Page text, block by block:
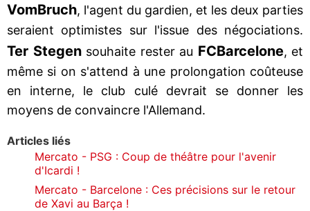
VomBruch, l'agent du gardien, et les deux parties
seraient optimistes sur l'issue des négociations.
Ter Stegensouhaite rester au FCBarcelone, et
même si on s'attend à une prolongation coûteuse
en interne, le club culé devrait se donner les
moyens de convaincre l'Allemand.
Articles liés
Mercato - PSG : Coup de théâtre pour l'avenir
d'Icardi !
Mercato - Barcelone : Ces précisions sur le retour
de Xavi au Barça !